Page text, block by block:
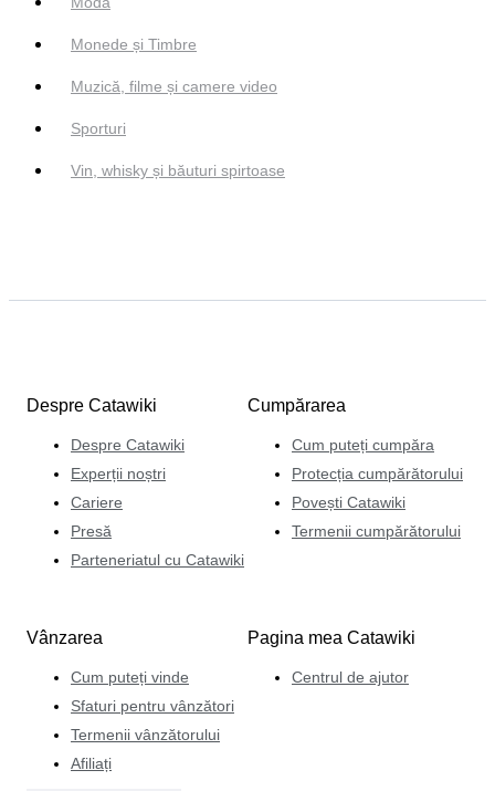
Monede și Timbre
Muzică, filme și camere video
Sporturi
Vin, whisky și băuturi spirtoase
Despre Catawiki
Despre Catawiki
Experții noștri
Cariere
Presă
Parteneriatul cu Catawiki
Cumpărarea
Cum puteți cumpăra
Protecția cumpărătorului
Povești Catawiki
Termenii cumpărătorului
Vânzarea
Cum puteți vinde
Sfaturi pentru vânzători
Termenii vânzătorului
Afiliați
Pagina mea Catawiki
Centrul de ajutor